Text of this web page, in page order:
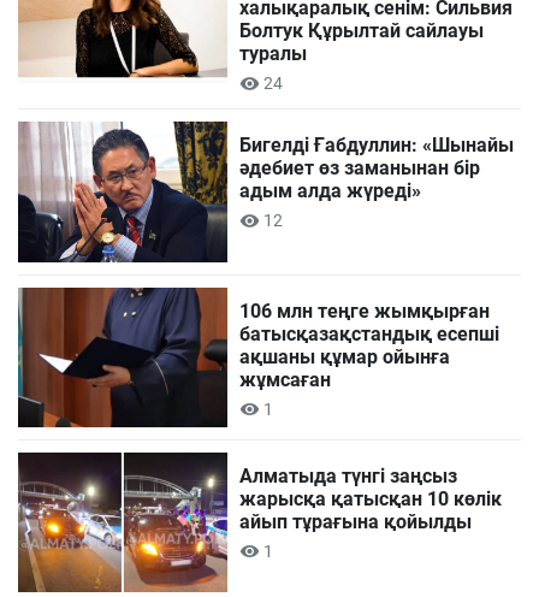
халықаралық сенім: Сильвия
Болтук Құрылтай сайлауы
туралы
24
Бигелді Ғабдуллин: «Шынайы
әдебиет өз заманынан бір
адым алда жүреді»
12
106 млн теңге жымқырған
батысқазақстандық есепші
ақшаны құмар ойынға
жұмсаған
1
Алматыда түнгі заңсыз
жарысқа қатысқан 10 көлік
айып тұрағына қойылды
1